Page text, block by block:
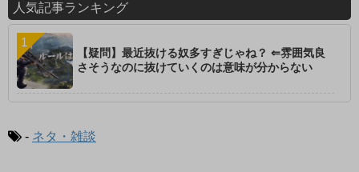
人気記事ランキング
【疑問】最近抜ける奴多すぎじゃね？ ⇐雰囲気良
さそうなのに抜けていくのは意味が分からない
- ネタ・雑談